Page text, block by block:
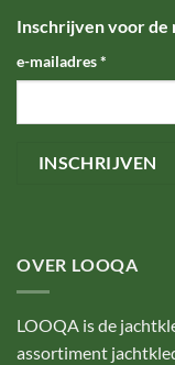
Inschrijven voor
e-mailadres*
OVER LOOQA
LOOQA is de
assortiment